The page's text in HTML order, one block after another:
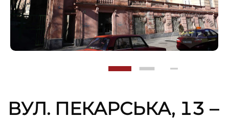
ВУЛ. ПЕКАРСЬКА, 13 –